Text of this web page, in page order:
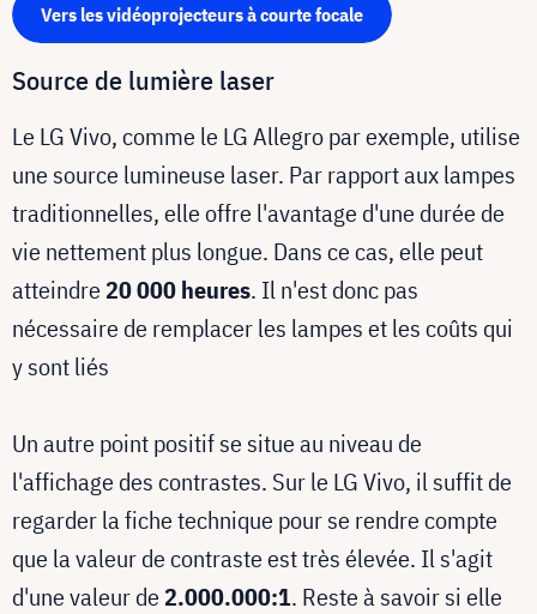
Vers les vidéoprojecteurs à courte focale
Source de lumière laser
Le LG Vivo, comme le LG Allegro par exemple, utilise
une source lumineuse laser. Par rapport aux lampes
traditionnelles, elle offre l'avantage d'une durée de
vie nettement plus longue. Dans ce cas, elle peut
atteindre 20 000 heures. Il n'est donc pas
nécessaire de remplacer les lampes et les coûts qui
y sont liés
Un autre point positif se situe au niveau de
l'affichage des contrastes. Sur le LG Vivo, il suffit de
regarder la fiche technique pour se rendre compte
que la valeur de contraste est très élevée. Il s'agit
d'une valeur de 2.000.000:1. Reste à savoir si elle